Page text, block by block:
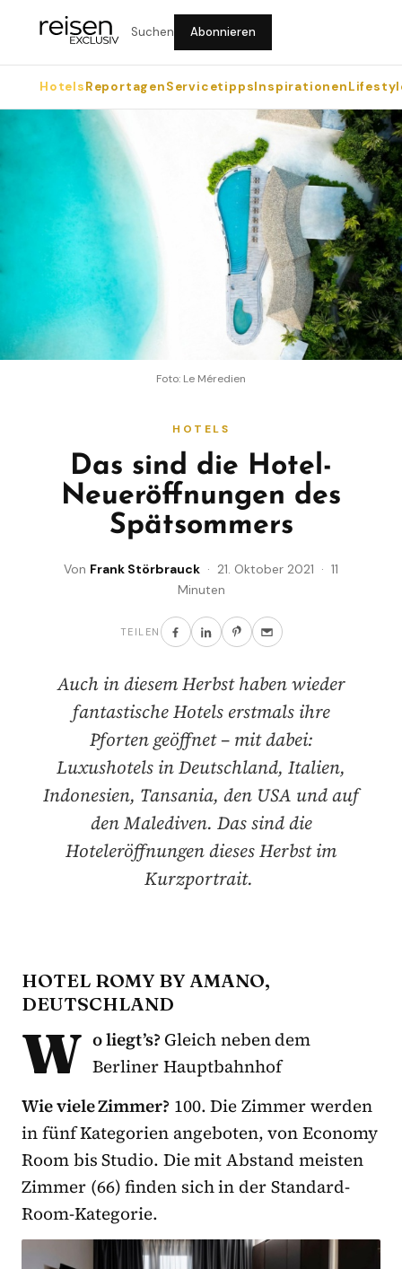
Suchen Abonnieren
HotelsReportagenServicetippsInspirationen
Foto: Le Méredien
HOTELS
Das sind die Hotel-
Neueröffnungen des
Spätsommers
Von Frank Störbrauck · 21. Oktober 2021 · 11
Minuten
TEILEN
Auch in diesem Herbst haben wieder
fantastische Hotels erstmals ihre
Pforten geöffnet – mit dabei:
Luxushotels in Deutschland, Italien,
Indonesien, Tansania, den USA und auf
den Malediven. Das sind die
Hoteleröffnungen dieses Herbst im
Kurzportrait.
HOTEL ROMY BY AMANO,
DEUTSCHLAND
W o liegt’s? Gleich neben dem
Berliner Hauptbahnhof
Wie viele Zimmer? 100. Die Zimmer werden
in fünf Kategorien angeboten, von Economy
Room bis Studio. Die mit Abstand meisten
Zimmer (66) finden sich in der Standard-
Room-Kategorie.